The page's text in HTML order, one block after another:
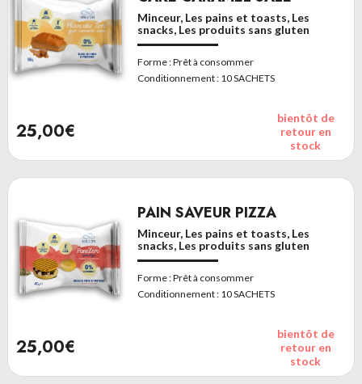
Minceur, Les pains et toasts, Les
snacks, Les produits sans gluten
Forme :Prêt à consommer
Conditionnement : 10 SACHETS
25,00€
bientôt de
retour en
stock
PAIN SAVEUR PIZZA
Minceur, Les pains et toasts, Les
snacks, Les produits sans gluten
Forme :Prêt à consommer
Conditionnement : 10 SACHETS
25,00€
bientôt de
retour en
stock